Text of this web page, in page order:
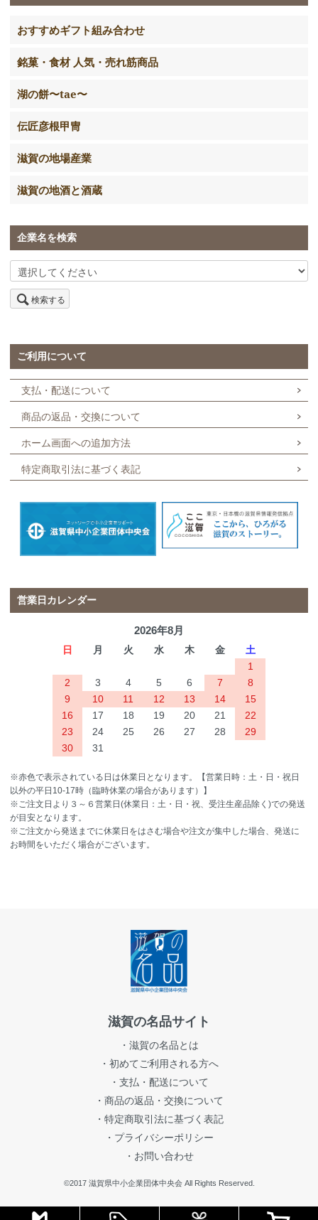
おすすめギフト組み合わせ
銘菓・食材 人気・売れ筋商品
湖の餅〜tae〜
伝匠彦根甲冑
滋賀の地場産業
滋賀の地酒と酒蔵
企業名を検索
検索する
ご利用について
支払・配送について
商品の返品・交換について
ホーム画面への追加方法
特定商取引法に基づく表記
営業日カレンダー
2026年8月
日 月 火 水 木 金
土
1
2
3 4 5 6 7
8
9
10 11 12 13 14
15
16
17 18 19 20 21
22
23
24 25 26 27 28
29
30
31
※赤色で表示されている日は休業日となります。【営業日時：土・日・祝日
以外の平日10-17時（臨時休業の場合があります）】
※ご注文日より３～６営業日(休業日：土・日・祝、受注生産品除く)での発送
が目安となります。
※ご注文から発送までに休業日をはさむ場合や注文が集中した場合、発送に
お時間をいただく場合がございます。
滋賀の名品サイト
・滋賀の名品とは
・初めてご利用される方へ
・支払・配送について
・商品の返品・交換について
・特定商取引法に基づく表記
・プライバシーポリシー
・お問い合わせ
©2017 滋賀県中小企業団体中央会 All Rights Reserved.